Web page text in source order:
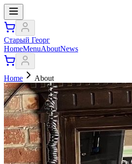
Старый Георг
HomeMenuAboutNews
Home About